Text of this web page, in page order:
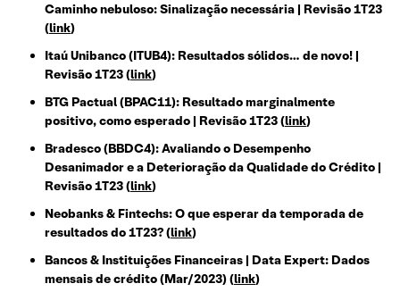
Caminho nebuloso: Sinalização necessária | Revisão 1T23
(link)
Itaú Unibanco (ITUB4): Resultados sólidos… de novo! |
Revisão 1T23 (link)
BTG Pactual (BPAC11): Resultado marginalmente
positivo, como esperado | Revisão 1T23 (link)
Bradesco (BBDC4): Avaliando o Desempenho
Desanimador e a Deterioração da Qualidade do Crédito |
Revisão 1T23 (link)
Neobanks & Fintechs: O que esperar da temporada de
resultados do 1T23? (link)
Bancos & Instituições Financeiras | Data Expert: Dados
mensais de crédito (Mar/2023) (link)